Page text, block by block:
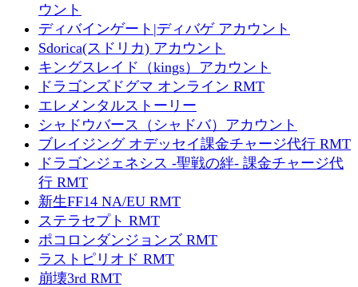
ウント
ディバインゲート|ディバゲ アカウント
Sdorica(スドリカ) アカウント
キングスレイド（kings）アカウント
ドラゴンズドグマ オンライン RMT
エレメンタルストーリー
シャドウバース（シャドバ）アカウント
ブレイジング オデッセイ課金チャージ代行 RMT
ドラゴンジェネシス -聖戦の絆- 課金チャージ代
行 RMT
新生FF14 NA/EU RMT
ステラセプト RMT
ポコロンダンジョンズ RMT
ラストピリオド RMT
崩壊3rd RMT